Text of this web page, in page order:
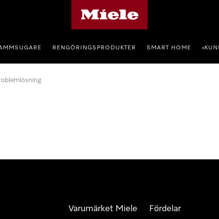
RENGÖRINGSPRODUKTER SMART HOME •
Varumärket Miele Fördelar